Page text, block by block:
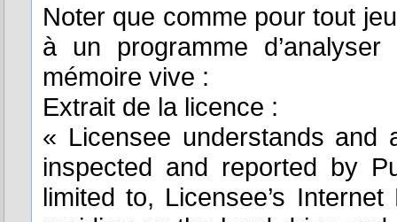
Noter que comme pour tout
à un programme
mémoire vive :
Extrait de la licence :
« Licensee understands and
inspected and reported by
limited to, Licensee’s